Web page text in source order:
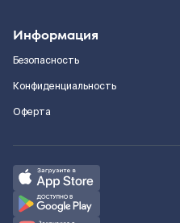
Информация
Безопасность
Конфиденциальность
Оферта